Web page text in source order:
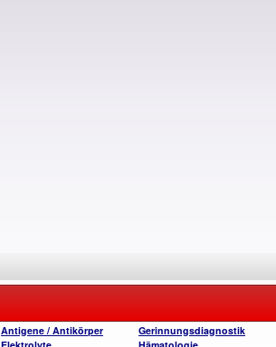
Antigene / Antikörper
Gerinnungsdiagnostik